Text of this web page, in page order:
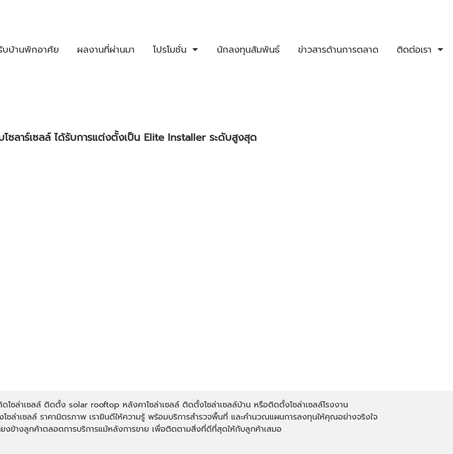
บบ้านพักอาศัย ผลงานที่ผ่านมา โปรโมชั่น นักลงทุนสัมพันธ์ ข่าวสารด้านการตลาด ติดต่อเรา
ซลาร์เซลล์ ได้รับการแต่งตั้งเป็น Elite Installer ระดับสูงสุด
ซล่าเซลล์ ติดตั้ง solar rooftop หลังคาโซล่าเซลล์ ติดตั้งโซล่าเซลล์บ้าน หรือติดตั้งโซล่าเซลล์โรงงาน
ซล่าเซลล์ ราคามิตรภาพ เรายินดีให้ความรู้ พร้อมบริการสำรวจพื้นที่ และคำนวณแผนการลงทุนให้คุณอย่างจริงใจ
งข้างลูกค้าตลอดการบริการแม้หลังการขาย เพื่อติดตามสิ่งที่ดีที่สุดให้กับลูกค้าเสมอ